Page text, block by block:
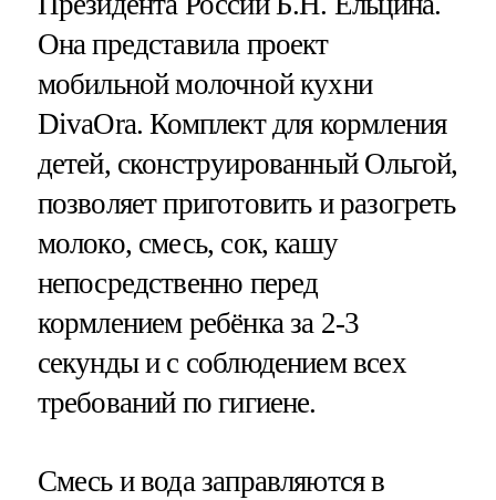
Она представила проект
мобильной молочной кухни
DivaOra. Комплект для кормления
детей, сконструированный Ольгой,
позволяет приготовить и разогреть
молоко, смесь, сок, кашу
непосредственно перед
кормлением ребёнка за 2-3
секунды и с соблюдением всех
требований по гигиене.
Смесь и вода заправляются в